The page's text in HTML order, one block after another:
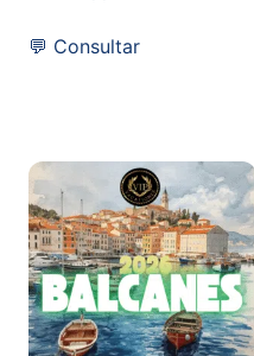
💬 Consultar